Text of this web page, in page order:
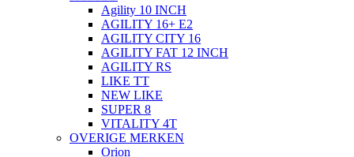
Agility 10 INCH
AGILITY 16+ E2
AGILITY CITY 16
AGILITY FAT 12 INCH
AGILITY RS
LIKE TT
NEW LIKE
SUPER 8
VITALITY 4T
OVERIGE MERKEN
Orion